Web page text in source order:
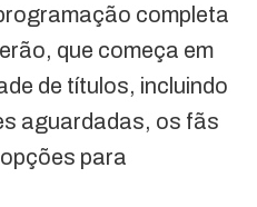
completa
que começa em
de títulos, incluindo
aguardadas, os fãs
para